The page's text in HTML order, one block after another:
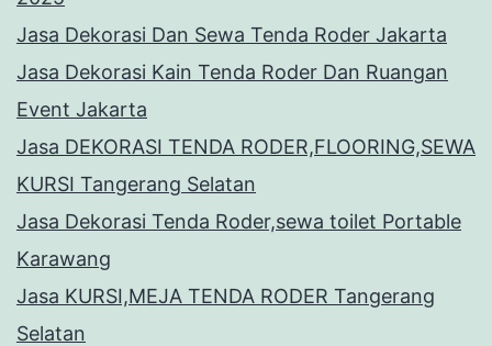
Jasa Dekorasi Dan Sewa Tenda Roder Jakarta
Jasa Dekorasi Kain Tenda Roder Dan Ruangan
Event Jakarta
Jasa DEKORASI TENDA RODER,FLOORING,SEWA
KURSI Tangerang Selatan
Jasa Dekorasi Tenda Roder,sewa toilet Portable
Karawang
Jasa KURSI,MEJA TENDA RODER Tangerang
Selatan